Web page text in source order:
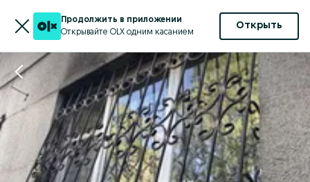
Продолжить в приложении
Открывайте OLX одним касанием
Открыть